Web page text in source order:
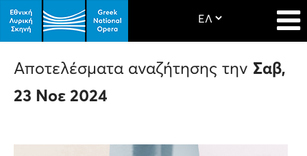
Αποτελέσματα αναζήτησης την Σαβ,
23 Νοε 2024